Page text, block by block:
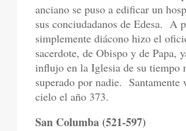
anciano se puso a edificar un
sus conciudadanos de Edesa. A
simplemente diácono hizo el
sacerdote, de Obispo y de Papa,
influjo en la Iglesia de su tiempo
superado por nadie. Santamente
cielo el año 373.
San Columba (521-597)